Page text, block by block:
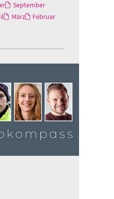
September
März
Februar